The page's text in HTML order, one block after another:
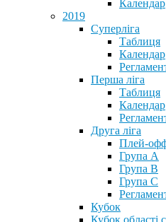
Календар
2019
Суперліга
Таблиця
Календар
Перша ліга
Таблиця
Календар
Друга ліга
Плей-
Група А
Група В
Група С
Кубок
Кубок області